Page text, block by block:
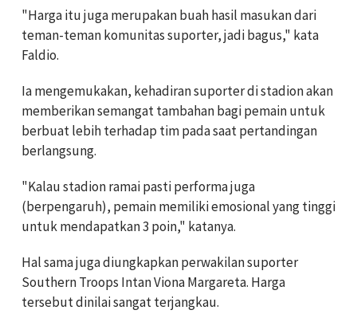
"Harga itu juga merupakan buah hasil masukan dari
teman-teman komunitas suporter, jadi bagus," kata
Faldio.
Ia mengemukakan, kehadiran suporter di stadion akan
memberikan semangat tambahan bagi pemain untuk
berbuat lebih terhadap tim pada saat pertandingan
berlangsung.
"Kalau stadion ramai pasti performa juga
(berpengaruh), pemain memiliki emosional yang tinggi
untuk mendapatkan 3 poin," katanya.
Hal sama juga diungkapkan perwakilan suporter
Southern Troops Intan Viona Margareta. Harga
tersebut dinilai sangat terjangkau.